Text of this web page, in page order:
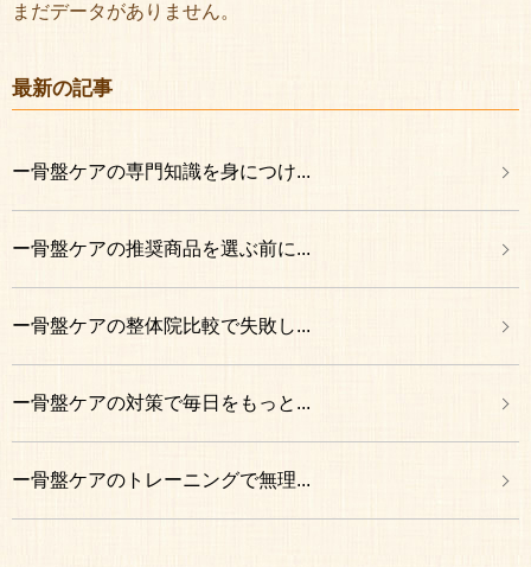
まだデータがありません。
最新の記事
ー骨盤ケアの専門知識を身につけ...
ー骨盤ケアの推奨商品を選ぶ前に...
ー骨盤ケアの整体院比較で失敗し...
ー骨盤ケアの対策で毎日をもっと...
ー骨盤ケアのトレーニングで無理...